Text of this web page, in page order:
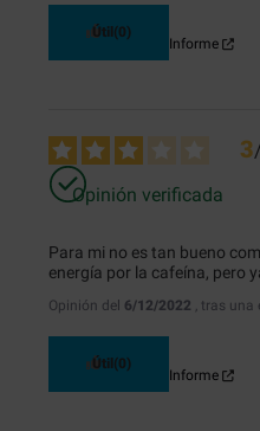
Útil(0)
Informe
3
Opinión verificada
Para mi no es tan bueno
energía por la cafeína, pero
Opinión del 6/12/2022 , tras una
Útil(0)
Informe